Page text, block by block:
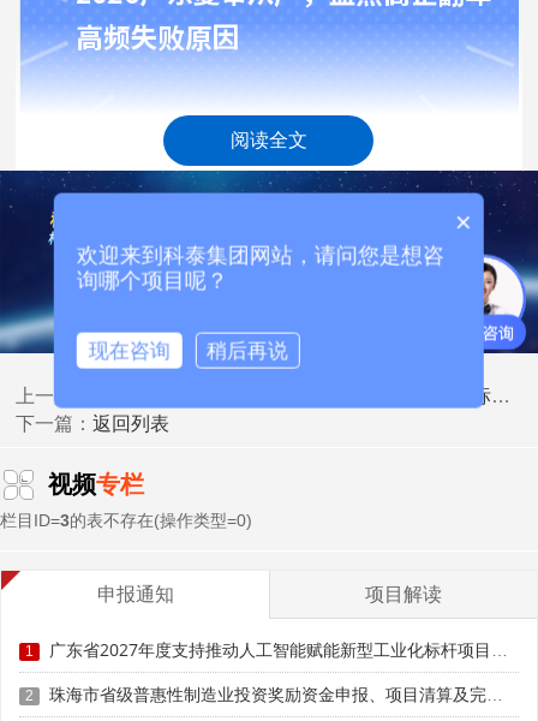
二、研发费用归集数据割裂，三表不符触发税务联合核
查红线
研发投入是复审硬性指标，《工作指引》明确划分三档
比例标准：最近一年销售收入小于5000万元(含)的企业，比
例不低于5%;最近一年销售收入在5000万元至2亿元(含)的企
业，比例不低于4%;最近一年销售收入在2亿元以上的企业，
比例不低于3%，且企业在中国境内发生的研究开发费用总
严审下，该板块翻车占驳回总量较高。其一，企业未建立规
范研发支出辅助账，仅依靠审计报告填报数据，缺少项目工
时分摊、设备使用记录、试验原始单据，现场核查无法提供
盾，火炬统计年报研发费用、汇算清缴
加计扣除金额、专项
审计报告数值差额较大，未出具官方认可的差异说明，税务
部门直接标记疑点退回地市。其三，费用归集超出法定范
围，其他费用不得超过研究开发总费用的20%，将生产耗
材、行政差旅费、市场推广费用混入研发成本;委托外部研究
阅读全文
上一篇： 广东高企 "量质双升" 新政落地｜2026 认定新标准 + 全维度核查重点详解
下一篇：返回列表
视频专栏
栏目ID=3的表不存在(操作类型=0)
申报通知 项目解读
1 广东省2027年度支持推动人工智能赋能新型工业化标杆项目入库申报时间、条件要求、补助奖励
2 珠海市省级普惠性制造业投资奖励资金申报、项目清算及完工验收时间、条件要求、奖补标准
×
欢迎来到科泰集团网站，请问您是想咨
询哪个项目呢？
现在咨询 稍后再说